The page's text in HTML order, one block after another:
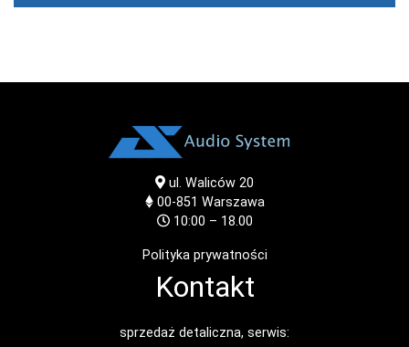
ul. Waliców 20
00-851 Warszawa
10:00 – 18.00
Polityka prywatności
Kontakt
sprzedaż detaliczna, serwis: